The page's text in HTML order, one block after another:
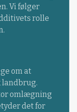
Vi følger
rolle
om at
landbrug.
omlægning
det for